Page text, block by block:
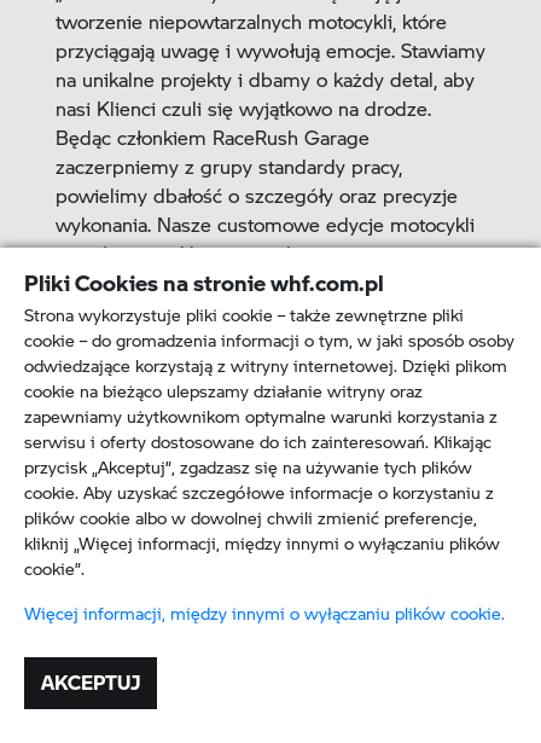
Pliki Cookies na stronie whf.com.pl
Strona wykorzystuje pliki cookie – także zewnętrzne pliki
cookie – do gromadzenia informacji o tym, w jaki sposób osoby
odwiedzające korzystają z witryny internetowej. Dzięki plikom
cookie na bieżąco ulepszamy działanie witryny oraz
zapewniamy użytkownikom optymalne warunki korzystania z
serwisu i oferty dostosowane do ich zainteresowań. Klikając
przycisk „Akceptuj”, zgadzasz się na używanie tych plików
cookie. Aby uzyskać szczegółowe informacje o korzystaniu z
plików cookie albo w dowolnej chwili zmienić preferencje,
kliknij „Więcej informacji, między innymi o wyłączaniu plików
cookie”.
Więcej informacji, między innymi o wyłączaniu plików cookie.
AKCEPTUJ
tworzenie niepowtarzalnych motocykli, które
przyciągają uwagę i wywołują emocje. Stawiamy
na unikalne projekty i dbamy o każdy detal, aby
nasi Klienci czuli się wyjątkowo na drodze.
Będąc członkiem RaceRush Garage
zaczerpniemy z grupy standardy pracy,
powielimy dbałość o szczegóły oraz precyzje
wykonania. Nasze customowe edycje motocykli
to połączenie klasycznej elegancji i ręcznej
precyzji z nowoczesnymi rozwiązaniami. Naszą
misją jest przekraczanie granic i wyznaczanie
nowych standardów w dziedzinie motocykli.
Nasze projekty są inspirowane pasją i
indywidualnym stylem życia naszych Klientów.
Jesteśmy firmą, która nieustannie dąży do
doskonałości. Nasze unikatowe motocykle są
projektowane i produkowane z najwyższą
starannością i precyzją, aby zapewnić naszym
Klientom niezapomniane wrażenia. Nasza firma
tworzy motocykle, które są jednocześnie
dziełem sztuki i maszyną. Nasze customowe
produkcje to połączenie piękna, funkcjonalności
i wyjątkowości, które przyciągają uwagę i
pozostają w pamięci.
PARTNERZY